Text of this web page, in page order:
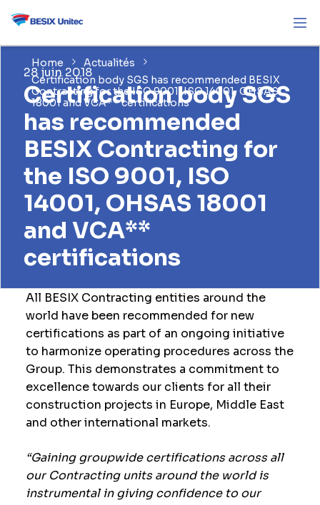
Home
Actualités
Certification body SGS has recommended BESIX
Contracting for the ISO 9001, ISO 14001, OHSAS
18001 and VCA** certifications
28 juin 2018
Certification body SGS
has recommended
BESIX Contracting for
the ISO 9001, ISO
14001, OHSAS 18001
and VCA**
certifications
All BESIX Contracting entities around the
world have been recommended for new
certifications as part of an ongoing initiative
to harmonize operating procedures across the
Group. This demonstrates a commitment to
excellence towards our clients for all their
construction projects in Europe, Middle East
and other international markets.
“Gaining groupwide certifications across all
our Contracting units around the world is
instrumental in giving confidence to our